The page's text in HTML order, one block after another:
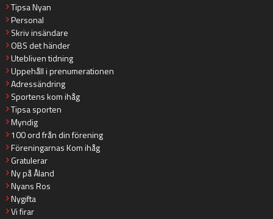
Tipsa Nyan
Personal
Skriv insändare
OBS det händer
Utebliven tidning
Uppehåll i prenumerationen
Adressändring
Sportens kom ihåg
Tipsa sporten
Myndig
100 ord från din förening
Föreningarnas Kom ihåg
Gratulerar
Ny på Åland
Nyans Ros
Nygifta
Vi firar